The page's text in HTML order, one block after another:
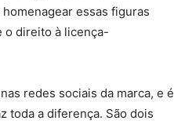
essas figuras
o direito à licença-
redes sociais da marca, e é
toda a diferença. São dois